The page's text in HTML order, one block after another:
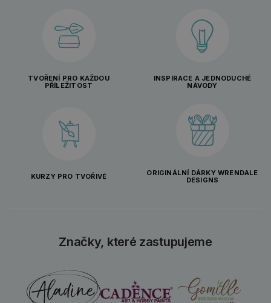
TVOŘENÍ PRO KAŽDOU
PŘÍLEŽITOST
INSPIRACE A JEDNODUCHÉ
NÁVODY
KURZY PRO TVOŘIVÉ
ORIGINÁLNÍ DÁRKY WRENDALE
DESIGNS
Značky, které zastupujeme